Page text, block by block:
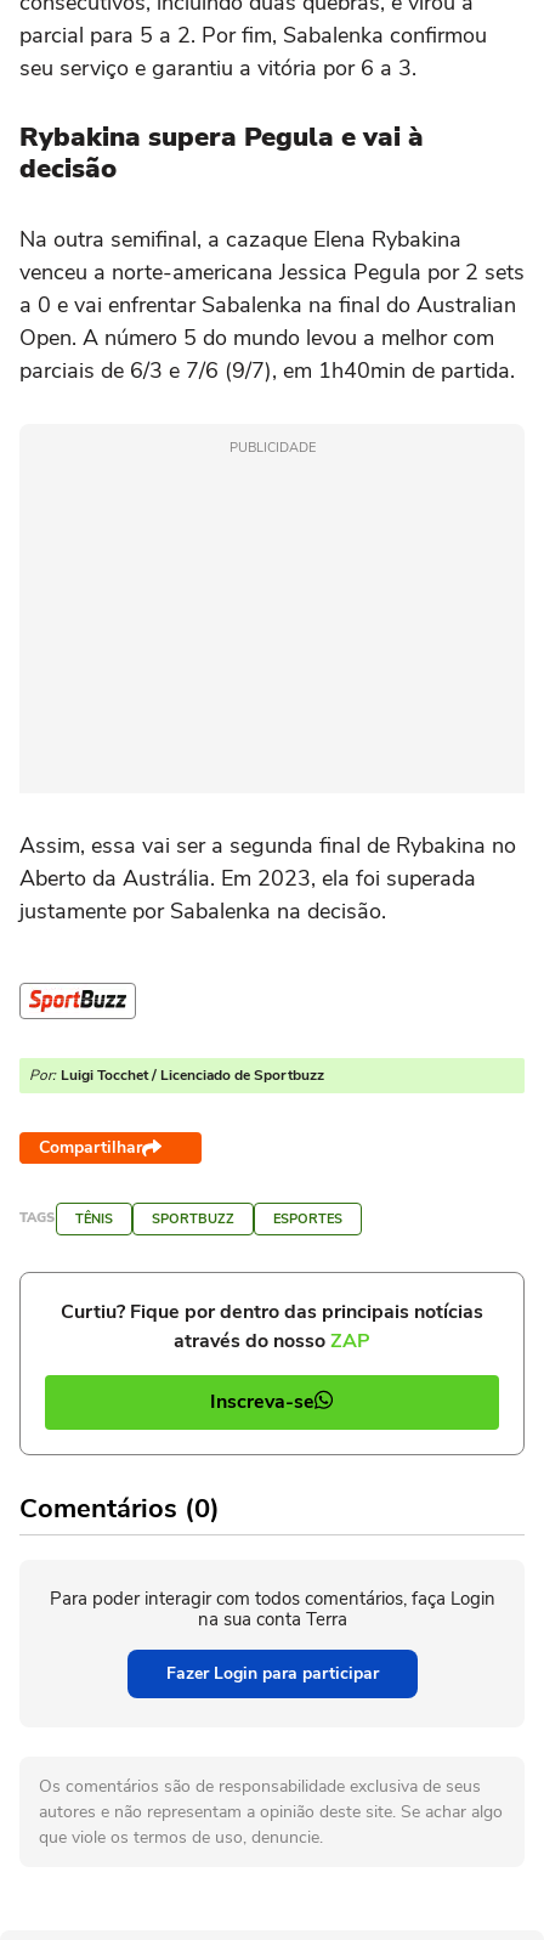
parcial para 5 a 2. Por fim, Sabalenka confirmou
seu serviço e garantiu a vitória por 6 a 3.
Rybakina supera Pegula e vai à
decisão
Na outra semifinal, a cazaque Elena Rybakina
venceu a norte-americana Jessica Pegula por 2 sets
a 0 e vai enfrentar Sabalenka na final do Australian
Open. A número 5 do mundo levou a melhor com
parciais de 6/3 e 7/6 (9/7), em 1h40min de partida.
PUBLICIDADE
Assim, essa vai ser a segunda final de Rybakina no
Aberto da Austrália. Em 2023, ela foi superada
justamente por Sabalenka na decisão.
Por: Luigi Tocchet / Licenciado de Sportbuzz
Compartilhar
TAGS TÊNIS SPORTBUZZ ESPORTES
Curtiu? Fique por dentro das principais notícias
através do nossoZAP
Inscreva-se
Comentários (0)
Para poder interagir com todos comentários, faça Login
na sua conta Terra
Fazer Login para participar
Os comentários são de responsabilidade exclusiva de seus
autores e não representam a opinião deste site. Se achar algo
que viole os termos de uso, denuncie.